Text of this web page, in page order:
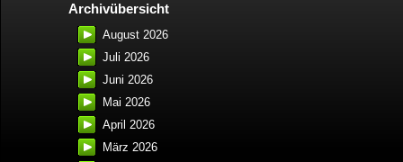
Archivübersicht
August 2026
Juli 2026
Juni 2026
Mai 2026
April 2026
März 2026